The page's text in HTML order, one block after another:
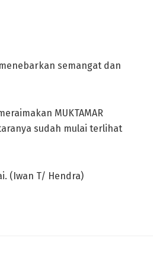
semangat dan
MUKTAMAR
sudah mulai terlihat
(Iwan T/ Hendra)